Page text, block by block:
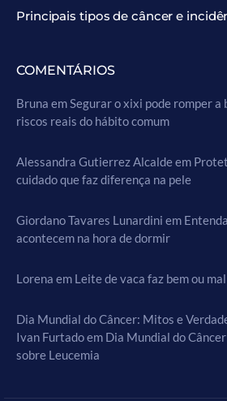
Principais tipos de câncer e
COMENTÁRIOS
Bruna emSegurar o xixi pode romper a
riscos reais do hábito comum
Alessandra Gutierrez Alcaldeem
cuidado que faz diferença na pele
Giordano Tavares Lunardini em
acontecem na hora de dormir
Lorena em Leite de vaca faz bem ou
Dia Mundial do Câncer: Mitos e
Ivan Furtadoem Dia Mundial do
sobre Leucemia